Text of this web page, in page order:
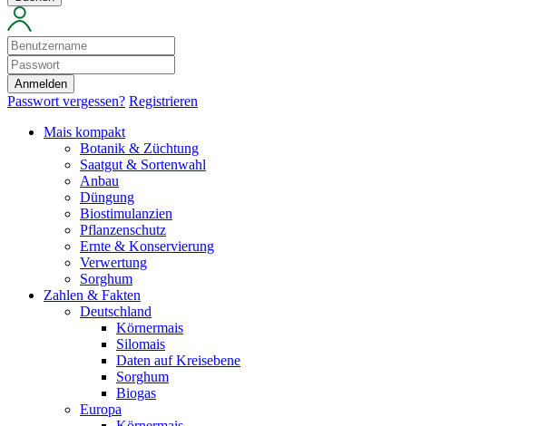
Anmelden
Passwort vergessen? Registrieren
Mais kompakt
Botanik & Züchtung
Saatgut & Sortenwahl
Anbau
Düngung
Biostimulanzien
Pflanzenschutz
Ernte & Konservierung
Verwertung
Sorghum
Zahlen & Fakten
Deutschland
Körnermais
Silomais
Daten auf Kreisebene
Sorghum
Biogas
Europa